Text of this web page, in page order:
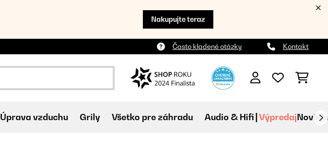
Nakupujte teraz
Často kladené otázky Kontakt
Úprava vzduchu Grily Všetko pre záhradu Audio & Hifi Výpredaj